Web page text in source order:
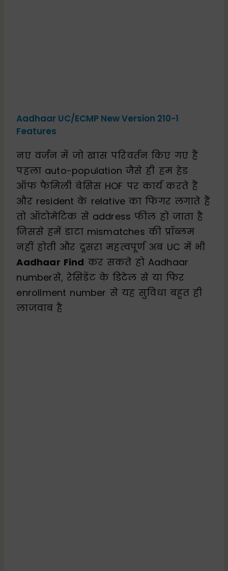
Aadhaar UC/ECMP New Version 210-1
Features
नए वर्जन में जो खास परिवर्तन किए गए हैं
पहला auto-population जैसे ही हम हेड
ऑफ फैमिली बेसिस HOF पर कार्य करते हैं
और resident के relative का फिंगर लगाते हैं
तो ऑटोमेटिक से address फील हो जाता है
जिससे हमें डाटा mismatches की प्रॉब्लम
नहीं होती और दूसरा महत्वपूर्ण अब UC में भी
Aadhaar Find कर सकते हो Aadhaar
numberसे, रेसिडेंट के डिटेल से या फिर
enrollment number से यह सुविधा बहुत ही
लाजवाब है